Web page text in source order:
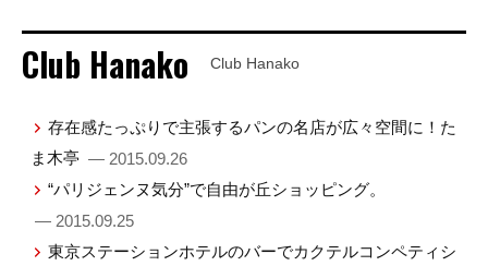
Club Hanako Club Hanako
存在感たっぷりで主張するパンの名店が広々空間に！た
ま木亭 — 2015.09.26
“パリジェンヌ気分”で自由が丘ショッピング。
— 2015.09.25
東京ステーションホテルのバーでカクテルコンペティシ